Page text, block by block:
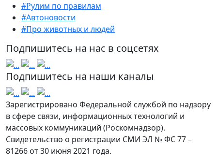
#Рулим по правилам
#Автоновости
#Про животных и людей
Подпишитесь на нас в соцсетях
Подпишитесь на наши каналы
Зарегистрировано Федеральной службой по надзору
в сфере связи, информационных технологий и
массовых коммуникаций (Роскомнадзор).
Свидетельство о регистрации СМИ ЭЛ № ФС 77 –
81266 от 30 июня 2021 года.